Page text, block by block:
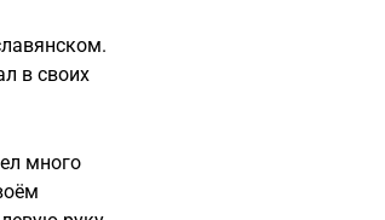
в своих
много